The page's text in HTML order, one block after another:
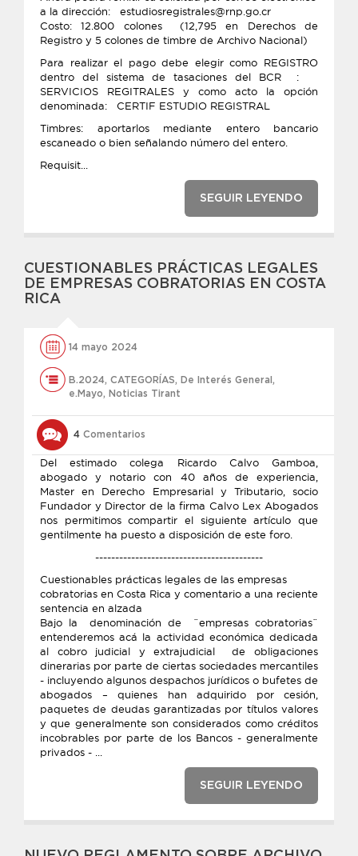
a la dirección: estudiosregistrales@rnp.go.cr
Costo: 12.800 colones (12,795 en Derechos de
Registro y 5 colones de timbre de Archivo Nacional)
Para realizar el pago debe elegir como REGISTRO
dentro del sistema de tasaciones del BCR :
SERVICIOS REGITRALES y como acto la opción
denominada: CERTIF ESTUDIO REGISTRAL
Timbres: aportarlos mediante entero bancario
escaneado o bien señalando número del entero.
Requisit...
SEGUIR LEYENDO
CUESTIONABLES PRÁCTICAS LEGALES
DE EMPRESAS COBRATORIAS EN COSTA
RICA
14 mayo 2024
B.2024, CATEGORÍAS, De Interés General ,
e.Mayo, Noticias Tirant
4 Comentarios
Del estimado colega Ricardo Calvo Gamboa,
abogado y notario con 40 años de experiencia,
Master en Derecho Empresarial y Tributario, socio
Fundador y Director de la firma Calvo Lex Abogados
nos permitimos compartir el siguiente artículo que
gentilmente ha puesto a disposición de este foro.
------------------------------------------
Cuestionables prácticas legales de las empresas
cobratorias en Costa Rica y comentario a una reciente
sentencia en alzada
Bajo la denominación de ¨empresas cobratorias¨
entenderemos acá la actividad económica dedicada
al cobro judicial y extrajudicial de obligaciones
dinerarias por parte de ciertas sociedades mercantiles
- incluyendo algunos despachos jurídicos o bufetes de
abogados – quienes han adquirido por cesión,
paquetes de deudas garantizadas por títulos valores
y que generalmente son considerados como créditos
incobrables por parte de los Bancos - generalmente
privados - ...
SEGUIR LEYENDO